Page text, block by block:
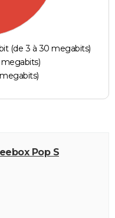
(de 3 à 30 megabits)
Pop S